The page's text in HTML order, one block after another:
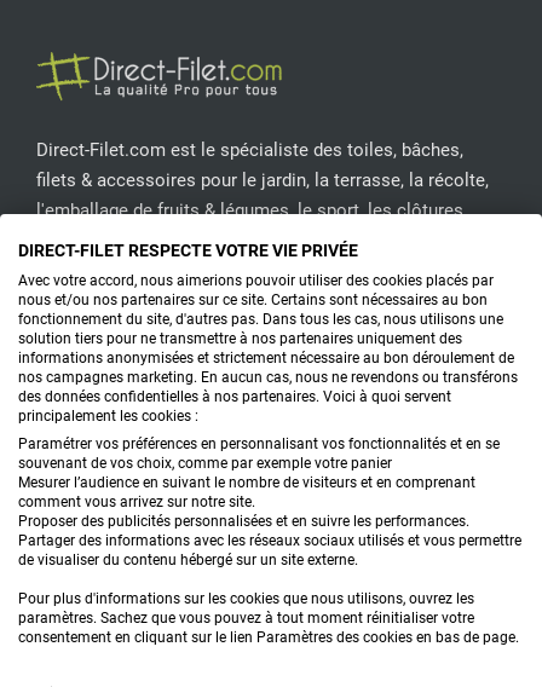
Direct-Filet.com est le spécialiste des toiles, bâches,
filets & accessoires pour le jardin, la terrasse, la récolte,
l'emballage de fruits & légumes, le sport, les clôtures...
CONTACTEZ-NOUS
PRODUITS
CONSEILS
FAQ
DEMANDE DE DEVIS
DIRECT-FILET RESPECTE VOTRE VIE PRIVÉE
Avec votre accord, nous aimerions pouvoir utiliser des cookies placés par
nous et/ou nos partenaires sur ce site. Certains sont nécessaires au bon
fonctionnement du site, d'autres pas. Dans tous les cas, nous utilisons une
solution tiers pour ne transmettre à nos partenaires uniquement des
informations anonymisées et strictement nécessaire au bon déroulement de
nos campagnes marketing. En aucun cas, nous ne revendons ou transférons
des données confidentielles à nos partenaires. Voici à quoi servent
principalement les cookies :
Paramétrer vos préférences en personnalisant vos fonctionnalités et en se
souvenant de vos choix, comme par exemple votre panier
Mesurer l’audience en suivant le nombre de visiteurs et en comprenant
comment vous arrivez sur notre site.
Proposer des publicités personnalisées et en suivre les performances.
Partager des informations avec les réseaux sociaux utilisés et vous permettre
de visualiser du contenu hébergé sur un site externe.
Pour plus d'informations sur les cookies que nous utilisons, ouvrez les
paramètres. Sachez que vous pouvez à tout moment réinitialiser votre
consentement en cliquant sur le lien Paramètres des cookies en bas de page.